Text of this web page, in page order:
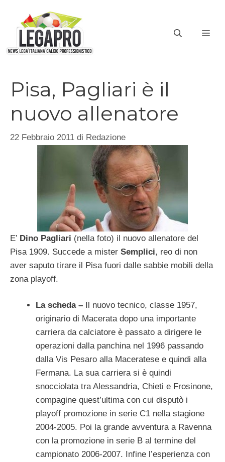
contenuto
Pisa, Pagliari è il
nuovo allenatore
22 Febbraio 2011 di Redazione
E’ Dino Pagliari (nella foto) il nuovo allenatore del
Pisa 1909. Succede a mister Semplici, reo di non
aver saputo tirare il Pisa fuori dalle sabbie mobili della
zona playoff.
La scheda – Il nuovo tecnico, classe 1957,
originario di Macerata dopo una importante
carriera da calciatore è passato a dirigere le
operazioni dalla panchina nel 1996 passando
dalla Vis Pesaro alla Maceratese e quindi alla
Fermana. La sua carriera si è quindi
snocciolata tra Alessandria, Chieti e Frosinone,
compagine quest’ultima con cui disputò i
playoff promozione in serie C1 nella stagione
2004-2005. Poi la grande avventura a Ravenna
con la promozione in serie B al termine del
campionato 2006-2007. Infine l’esperienza con